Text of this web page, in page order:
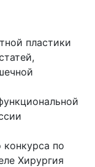
пластики
конкурса по
Хирургия